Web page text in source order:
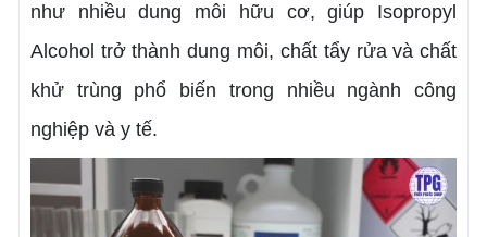
như nhiều dung môi hữu cơ, giúp Isopropyl
Alcohol trở thành dung môi, chất tẩy rửa và chất
khử trùng phổ biến trong nhiều ngành công
nghiệp và y tế.